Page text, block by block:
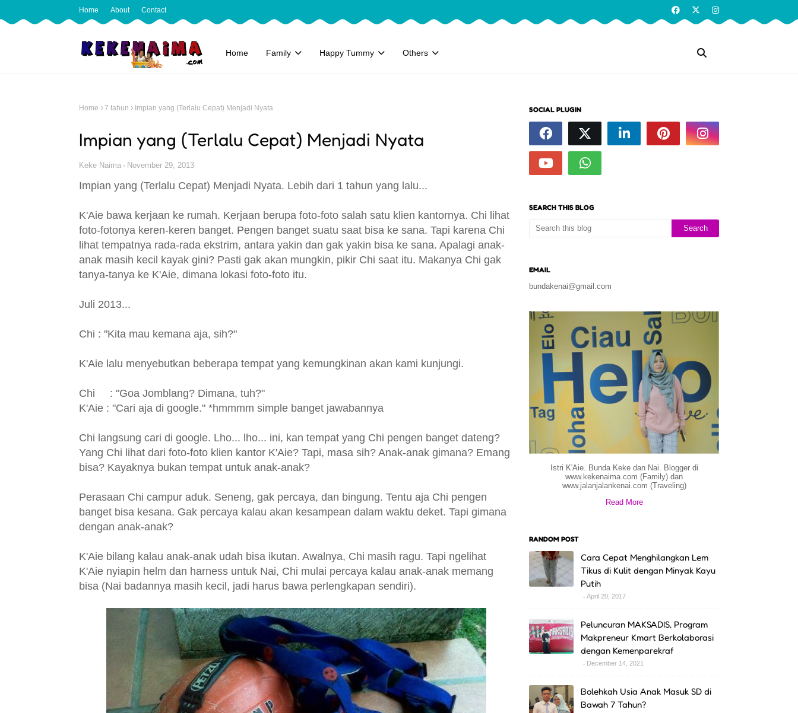
Home About Contact
Home Family Happy Tummy Others
Home 7 tahun Impian yang (Terlalu Cepat) Menjadi Nyata
Impian yang (Terlalu Cepat) Menjadi Nyata
Keke Naima November 29, 2013
Impian yang (Terlalu Cepat) Menjadi Nyata. Lebih dari 1 tahun yang lalu...
K'Aie bawa kerjaan ke rumah. Kerjaan berupa foto-foto salah satu klien kantornya. Chi lihat
foto-fotonya keren-keren banget. Pengen banget suatu saat bisa ke sana. Tapi karena Chi
lihat tempatnya rada-rada ekstrim, antara yakin dan gak yakin bisa ke sana. Apalagi anak-
anak masih kecil kayak gini? Pasti gak akan mungkin, pikir Chi saat itu. Makanya Chi gak
tanya-tanya ke K'Aie, dimana lokasi foto-foto itu.
Juli 2013...
Chi : "Kita mau kemana aja, sih?"
K'Aie lalu menyebutkan beberapa tempat yang kemungkinan akan kami kunjungi.
Chi : "Goa Jomblang? Dimana, tuh?"
K'Aie : "Cari aja di google." *hmmmm simple banget jawabannya
Chi langsung cari di google. Lho... lho... ini, kan tempat yang Chi pengen banget dateng?
Yang Chi lihat dari foto-foto klien kantor K'Aie? Tapi, masa sih? Anak-anak gimana? Emang
bisa? Kayaknya bukan tempat untuk anak-anak?
Perasaan Chi campur aduk. Seneng, gak percaya, dan bingung. Tentu aja Chi pengen
banget bisa kesana. Gak percaya kalau akan kesampean dalam waktu deket. Tapi gimana
dengan anak-anak?
K'Aie bilang kalau anak-anak udah bisa ikutan. Awalnya, Chi masih ragu. Tapi ngelihat
K'Aie nyiapin helm dan harness untuk Nai, Chi mulai percaya kalau anak-anak memang
bisa (Nai badannya masih kecil, jadi harus bawa perlengkapan sendiri).
SOCIAL PLUGIN
SEARCH THIS BLOG
EMAIL
bundakenai@gmail.com
Istri K'Aie. Bunda Keke dan Nai. Blogger di
www.kekenaima.com (Family) dan
www.jalanjalankenai.com (Traveling)
Read More
RANDOM POST
Cara Cepat Menghilangkan Lem
Tikus di Kulit dengan Minyak Kayu
Putih
April 20, 2017
Peluncuran MAKSADIS, Program
Makpreneur Kmart Berkolaborasi
dengan Kemenparekraf
December 14, 2021
Bolehkah Usia Anak Masuk SD di
Bawah 7 Tahun?